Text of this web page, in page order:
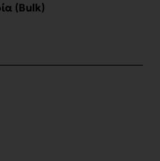
(Bulk)